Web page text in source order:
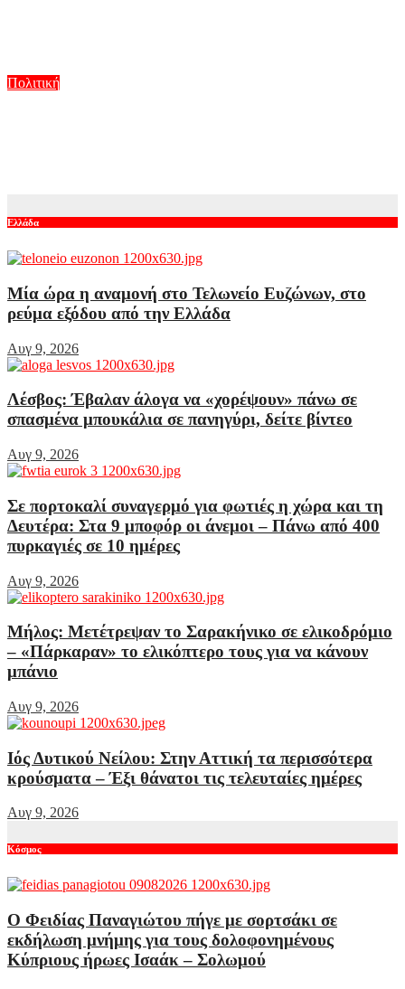
Πολιτική
Ελλάδα
Μία ώρα η αναμονή στο Τελωνείο Ευζώνων, στο
ρεύμα εξόδου από την Ελλάδα
Αυγ 9, 2026
Λέσβος: Έβαλαν άλογα να «χορέψουν» πάνω σε
σπασμένα μπουκάλια σε πανηγύρι, δείτε βίντεο
Αυγ 9, 2026
Σε πορτοκαλί συναγερμό για φωτιές η χώρα και τη
Δευτέρα: Στα 9 μποφόρ οι άνεμοι – Πάνω από 400
πυρκαγιές σε 10 ημέρες
Αυγ 9, 2026
Μήλος: Μετέτρεψαν το Σαρακήνικο σε ελικοδρόμιο
– «Πάρκαραν» το ελικόπτερο τους για να κάνουν
μπάνιο
Αυγ 9, 2026
Ιός Δυτικού Νείλου: Στην Αττική τα περισσότερα
κρούσματα – Έξι θάνατοι τις τελευταίες ημέρες
Αυγ 9, 2026
Κόσμος
Ο Φειδίας Παναγιώτου πήγε με σορτσάκι σε
εκδήλωση μνήμης για τους δολοφονημένους
Κύπριους ήρωες Ισαάκ – Σολωμού